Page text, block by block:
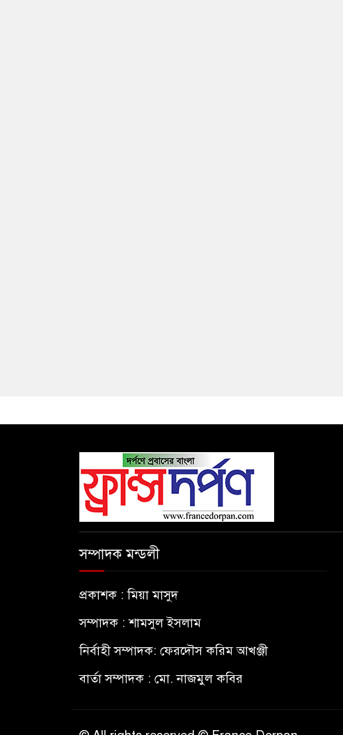
সম্পাদক মন্ডলী
প্রকাশক : মিয়া মাসুদ
সম্পাদক : শামসুল ইসলাম
নির্বাহী সম্পাদক: ফেরদৌস করিম আখঞ্জী
বার্তা সম্পাদক : মো. নাজমুল কবির